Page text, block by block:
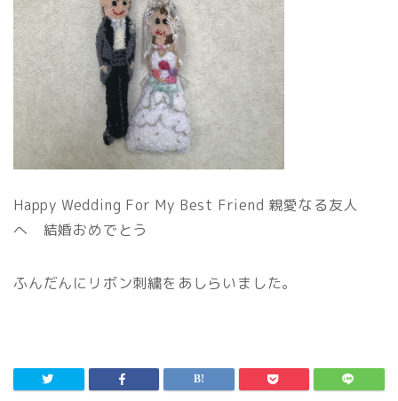
Happy Wedding For My Best Friend 親愛なる友人
へ 結婚おめでとう
ふんだんにリボン刺繍をあしらいました。